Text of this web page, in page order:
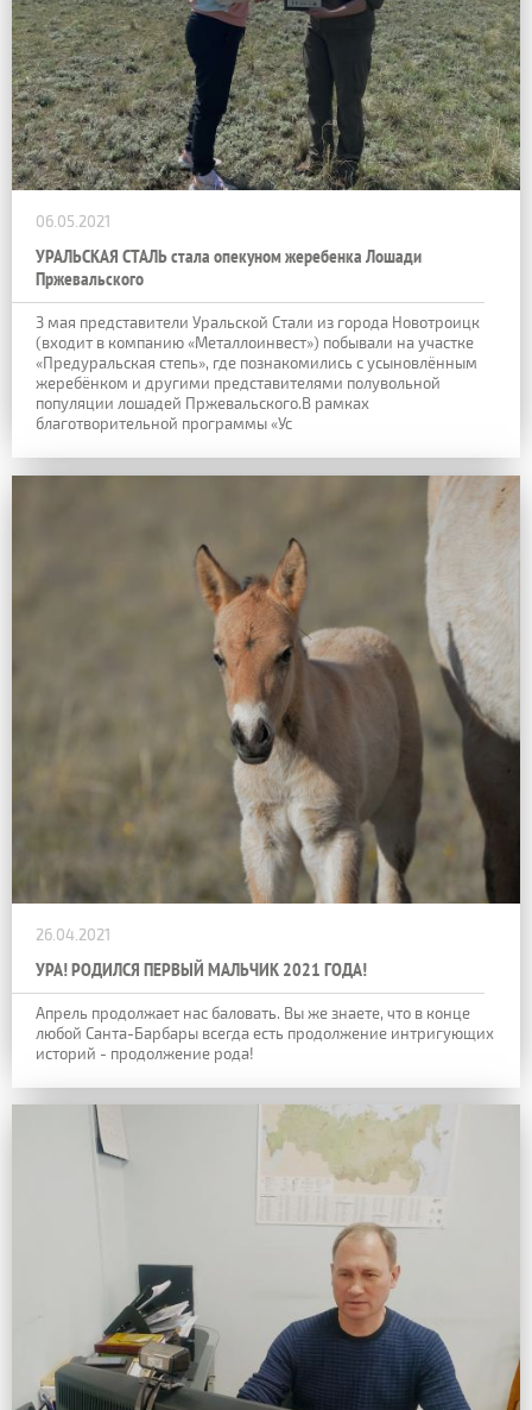
06.05.2021
УРАЛЬСКАЯ СТАЛЬ стала опекуном жеребенка Лошади
Пржевальского
3 мая представители Уральской Стали из города Новотроицк
(входит в компанию «Металлоинвест») побывали на участке
«Предуральская степь», где познакомились с усыновлённым
жеребёнком и другими представителями полувольной
популяции лошадей Пржевальского.В рамках
благотворительной программы «Ус
26.04.2021
УРА! РОДИЛСЯ ПЕРВЫЙ МАЛЬЧИК 2021 ГОДА!
Апрель продолжает нас баловать. Вы же знаете, что в конце
любой Санта-Барбары всегда есть продолжение интригующих
историй - продолжение рода!